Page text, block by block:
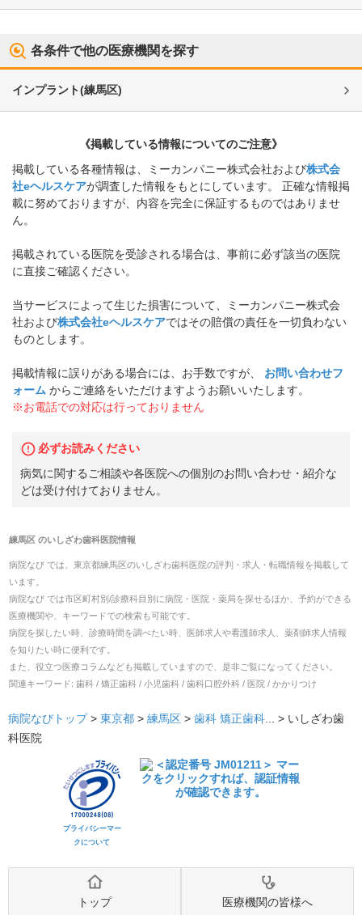
各条件で他の医療機関を探す
インプラント(練馬区)
《掲載している情報についてのご注意》
掲載している各種情報は、ミーカンパニー株式会社および株式会
社eヘルスケアが調査した情報をもとにしています。 正確な情報掲
載に努めておりますが、内容を完全に保証するものではありませ
ん。
掲載されている医院を受診される場合は、事前に必ず該当の医院
に直接ご確認ください。
当サービスによって生じた損害について、ミーカンパニー株式会
社および株式会社eヘルスケアではその賠償の責任を一切負わない
ものとします。
掲載情報に誤りがある場合には、お手数ですが、
お問い合わせフ
ォーム からご連絡をいただけますようお願いいたします。
※お電話での対応は行っておりません
必ずお読みください
病気に関するご相談や各医院への個別のお問い合わせ・紹介な
どは受け付けておりません。
練馬区のいしざわ歯科医院情報
病院なび では、 東京都練馬区のいしざわ歯科医院の評判・求人・転職情報を掲載して
います。
病院なび では市区町村別/診療科目別に病院・医院・薬局を探せるほか、予約ができる
医療機関や、キーワードでの検索も可能です。
病院を探したい時、診療時間を調べたい時、医師求人や看護師求人、薬剤師求人情報
を知りたい時に便利です。
また、役立つ医療コラムなども掲載していますので、是非ご覧になってください。
関連キーワード: 歯科 / 矯正歯科 / 小児歯科 / 歯科口腔外科 / 医院 / かかりつけ
病院なびトップ > 東京都 > 練馬区 > 歯科 矯正歯科... > いしざわ歯
科医院
プライバシーマー
クについて
トップ 医療機関の皆様へ